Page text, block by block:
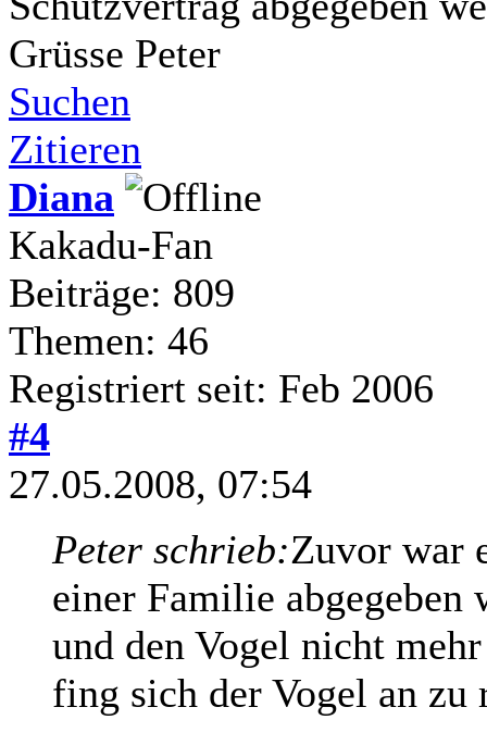
Grüsse Peter
Suchen
Zitieren
Diana
Kakadu-Fan
Beiträge: 809
Themen: 46
Registriert seit: Feb 2006
#4
27.05.2008, 07:54
Peter schrieb:Zuvor war
einer Familie abgegeben
und den Vogel nicht
fing sich der Vogel an